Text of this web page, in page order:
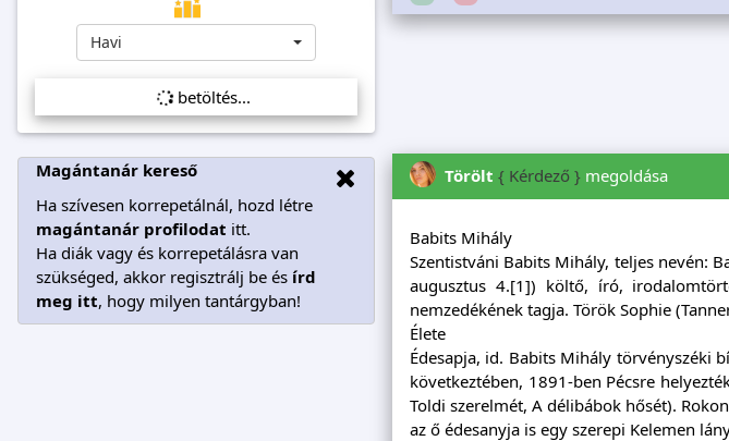
Havi
betöltés...
Magántanár kereső
Ha szívesen korrepetálnál, hozd létre
magántanár profilodat itt.
Ha diák vagy és korrepetálásra van
szükséged, akkor regisztrálj be és írd
meg itt, hogy milyen tantárgyban!
Törölt { Kérdező }megoldása
Babits Mihály
Szentistváni Babits Mihály, teljes nevén:
augusztus 4.[1]) költő, író,
nemzedékének tagja. Török Sophie
Élete
Édesapja, id. Babits Mihály törvényszéki
következtében, 1891-ben Pécsre
Toldi szerelmét, A délibábok hősét).
az ő édesanyja is egy szerepi Kelemen